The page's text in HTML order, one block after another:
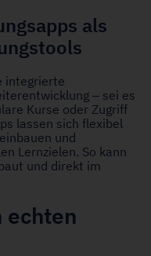
als
integrierte
– sei es
Kurse oder Zugriff
lassen sich flexibel
und
Lernzielen. So kann
und direkt im
echten